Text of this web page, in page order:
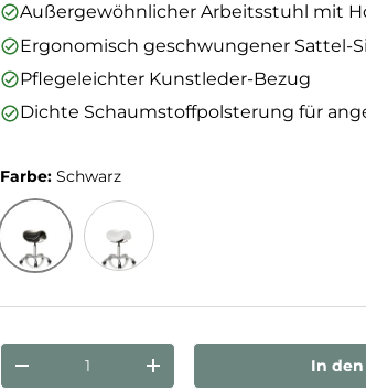
Außergewöhnlicher Arbeitsstuhl mit
Ergonomisch geschwungener Sattel-
Pflegeleichter Kunstleder-Bezug
Dichte Schaumstoffpolsterung für
Farbe:Schwarz
Schwarz
Anzahl
Menge verringernMenge erhöhen In